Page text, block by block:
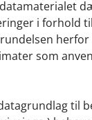
i forhold
herfor
som
til